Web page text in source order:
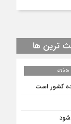
ترین ها
کشور است